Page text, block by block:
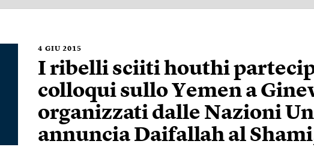
4 GIU 2015
I ribelli sciiti houthi
colloqui sullo Yemen a
organizzati dalle Nazioni
annuncia Daifallah al